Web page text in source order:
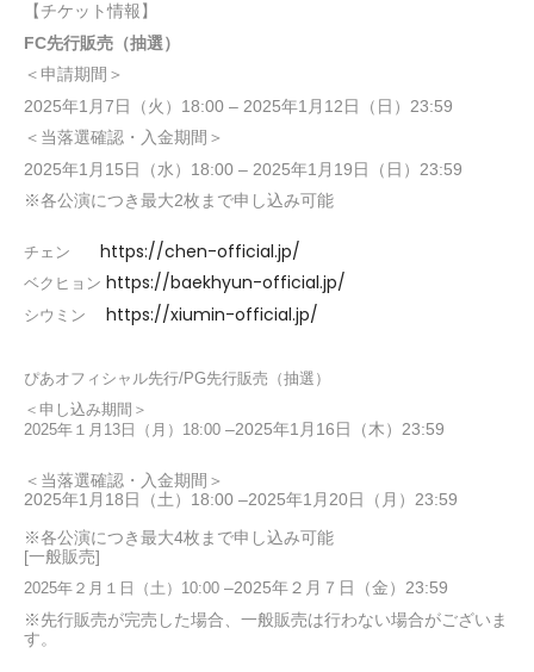
【チケット情報】
FC先行販売（抽選）
＜申請期間＞
2025年1 月7日（火） 18:00 – 2025年1 月 12日（日） 23:59
＜当落選確認・入金期間＞
2025年1 月 15日（水） 18:00 – 2025年1 月 19日（日） 23:59
※各公演につき最大2枚まで申し込み可能
チェン https://chen-official.jp/
ベクヒョン https://baekhyun-official.jp/
シウミン https://xiumin-official.jp/
ぴあオフィシャル先行/PG先行販売（抽選）
＜申し込み期間＞
2025年１月 13 日（月） 18:00 –2025年1月 16日（木） 23:59
＜当落選確認・入金期間＞
2025年1 月 18日（土） 18:00 –2025年1 月 20日（月） 23:59
※各公演につき最大4枚まで申し込み可能
[一般販売]
2025年２月１日（土） 10:00 –2025年２月７日（金） 23:59
※先行販売が完売 した場合、一般販売は行わない場合がございま
す。